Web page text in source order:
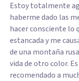
Estoy totalmente
haberme dado las
hacer consciente lo
estancada y me
de una montaña
vida de otro color.
recomendado a